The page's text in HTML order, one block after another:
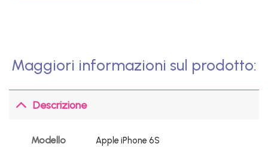
Maggiori informazioni sul prodotto:
Descrizione
Modello Apple iPhone 6S